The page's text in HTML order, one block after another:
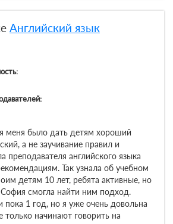
Английский язык
меня было дать детям хороший
а не заучивание правил и
преподавателя английского языка
Так узнала об учебном
детям 10 лет, ребята активные, но
смогла найти ним подход.
1 год, но я уже очень довольна
только начинают говорить на